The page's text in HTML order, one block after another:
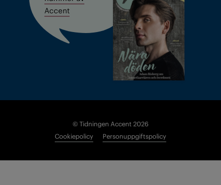
Accent
© Tidningen Accent 2026
Cookiepolicy
Personuppgiftspolicy